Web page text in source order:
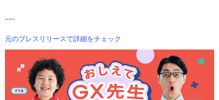
……
元のプレスリリースで詳細をチェック